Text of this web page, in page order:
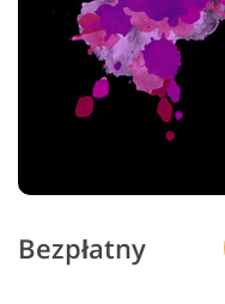
Bezpłatny